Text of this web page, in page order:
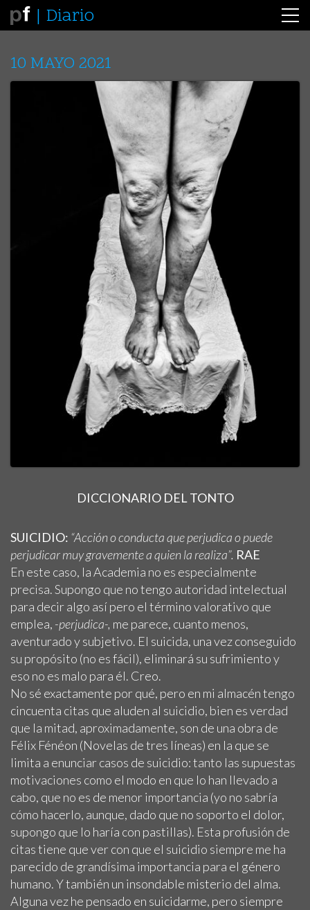
Diario
10 MAYO 2021
DICCIONARIO DEL TONTO
SUICIDIO: “Acción o conducta que perjudica o puede
perjudicar muy gravemente a quien la realiza”. RAE
En este caso, la Academia no es especialmente
precisa. Supongo que no tengo autoridad intelectual
para decir algo así pero el término valorativo que
emplea, -perjudica-, me parece, cuanto menos,
aventurado y subjetivo. El suicida, una vez conseguido
su propósito (no es fácil), eliminará su sufrimiento y
eso no es malo para él. Creo.
No sé exactamente por qué, pero en mi almacén tengo
cincuenta citas que aluden al suicidio, bien es verdad
que la mitad, aproximadamente, son de una obra de
Félix Fénéon (Novelas de tres líneas) en la que se
limita a enunciar casos de suicidio: tanto las supuestas
motivaciones como el modo en que lo han llevado a
cabo, que no es de menor importancia (yo no sabría
cómo hacerlo, aunque, dado que no soporto el dolor,
supongo que lo haría con pastillas). Esta profusión de
citas tiene que ver con que el suicidio siempre me ha
parecido de grandísima importancia para el género
humano. Y también un insondable misterio del alma.
Alguna vez he pensado en suicidarme, pero siempre